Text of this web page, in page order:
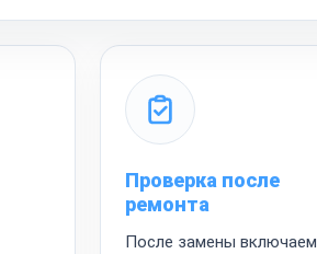
Проверка после
ремонта
После замены включаем